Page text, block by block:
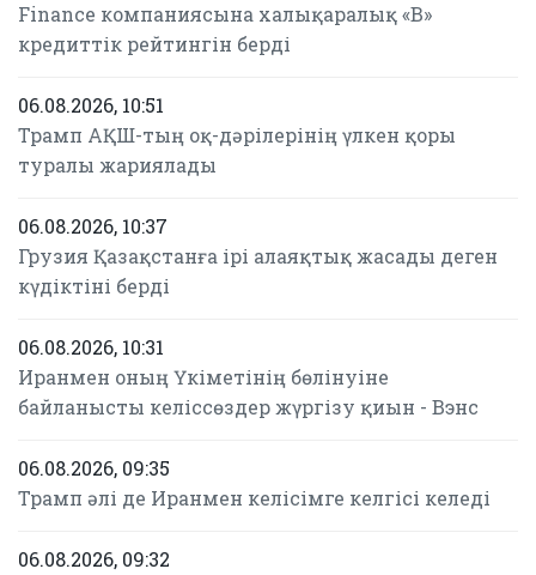
Finance компаниясына халықаралық «B»
кредиттік рейтингін берді
06.08.2026, 10:51
Трамп АҚШ-тың оқ-дәрілерінің үлкен қоры
туралы жариялады
06.08.2026, 10:37
Грузия Қазақстанға ірі алаяқтық жасады деген
күдіктіні берді
06.08.2026, 10:31
Иранмен оның Үкіметінің бөлінуіне
байланысты келіссөздер жүргізу қиын - Вэнс
06.08.2026, 09:35
Трамп әлі де Иранмен келісімге келгісі келеді
06.08.2026, 09:32